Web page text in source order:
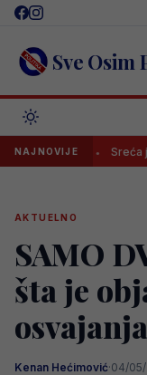
Skip
content Sve Osim
NAJNOVIJESreća je
AKTUELNO
SAMO
šta je
Kenan Hećimović·04/